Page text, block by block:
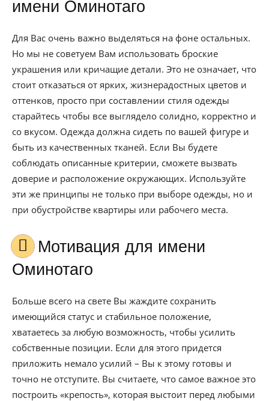
имени Оминотаго
Для Вас очень важно выделяться на фоне остальных.
Но мы не советуем Вам использовать броские
украшения или кричащие детали. Это не означает, что
стоит отказаться от ярких, жизнерадостных цветов и
оттенков, просто при составлении стиля одежды
старайтесь чтобы все выглядело солидно, корректно и
со вкусом. Одежда должна сидеть по вашей фигуре и
быть из качественных тканей. Если Вы будете
соблюдать описанные критерии, сможете вызвать
доверие и расположение окружающих. Используйте
эти же принципы не только при выборе одежды, но и
при обустройстве квартиры или рабочего места.
Мотивация для имени
Оминотаго
Больше всего на свете Вы жаждите сохранить
имеющийся статус и стабильное положение,
хватаетесь за любую возможность, чтобы усилить
собственные позиции. Если для этого придется
приложить немало усилий – Вы к этому готовы и
точно не отступите. Вы считаете, что самое важное это
построить «крепость», которая выстоит перед любыми